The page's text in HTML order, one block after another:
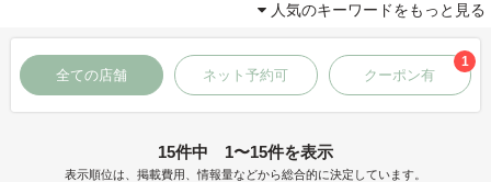
人気のキーワードをもっと見る
全ての店舗 ネット予約可 クーポン有
1
15件中 1〜15件を表示
表示順位は、掲載費用、情報量などから総合的に決定しています。